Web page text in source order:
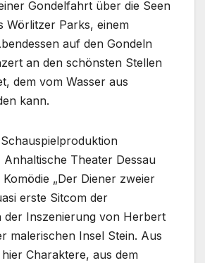
Gondelfahrt über die Seen
Wörlitzer Parks, einem
auf den Gondeln
an den schönsten Stellen
dem vom Wasser aus
kann.
Anhaltische Theater Dessau
„Der Diener zweier
erste Sitcom der
der Inszenierung von Herbert
malerischen Insel Stein. Aus
Charaktere, aus dem